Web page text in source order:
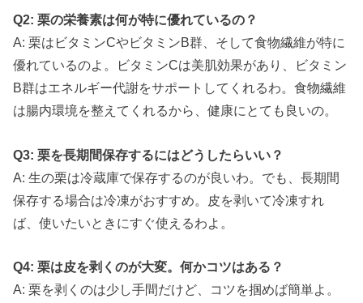
Q2: 栗の栄養素は何が特に優れているの？
A: 栗はビタミンCやビタミンB群、そして食物繊維が特に
優れているのよ。ビタミンCは美肌効果があり、ビタミン
B群はエネルギー代謝をサポートしてくれるわ。食物繊維
は腸内環境を整えてくれるから、健康にとても良いの。
Q3: 栗を長期間保存するにはどうしたらいい？
A: 生の栗は冷蔵庫で保存するのが良いわ。でも、長期間
保存する場合は冷凍がおすすめ。皮を剥いて冷凍すれ
ば、使いたいときにすぐ使えるわよ。
Q4: 栗は皮を剥くのが大変。何かコツはある？
A: 栗を剥くのは少し手間だけど、コツを掴めば簡単よ。